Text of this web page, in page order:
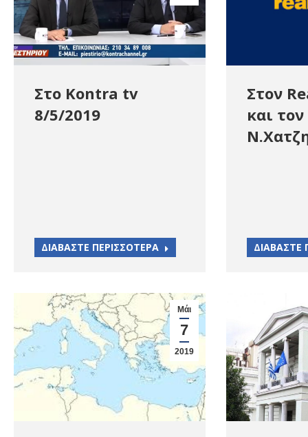
Στο Kontra tv
8/5/2019
ΔΙΑΒΑΣΤΕ ΠΕΡΙΣΣΟΤΕΡΑ
Στον
και τον
ΔΙΑΒΑΣΤΕ
Μάι
7
2019